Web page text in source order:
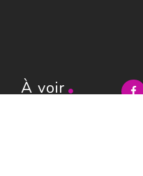
À voir